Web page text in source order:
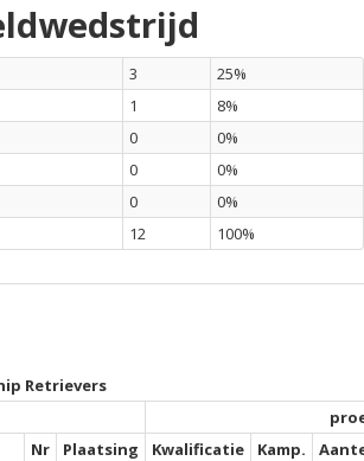
3
25%
1
8%
0
0%
0
0%
0
0%
12 100%
Retrievers
Nr Plaatsing Kwalificatie Kamp.